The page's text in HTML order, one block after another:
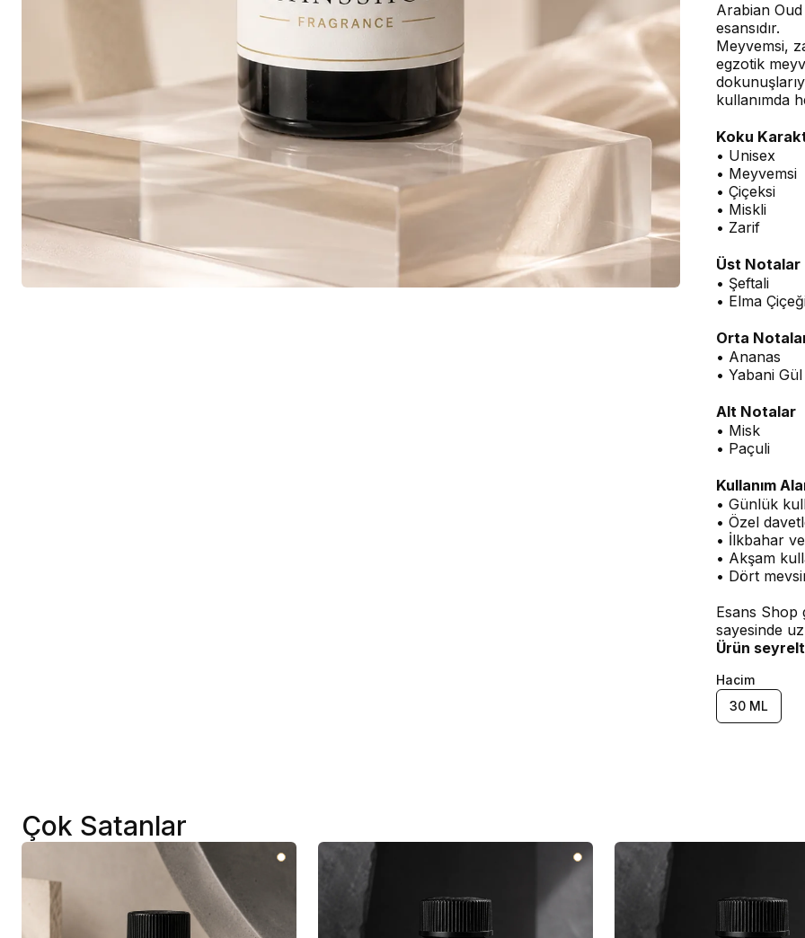
Arabian
esansıdır.
Meyvemsi,
egzotik
kullanımda
Koku
• Unisex
• Meyvemsi
• Çiçeksi
• Miskli
• Zarif
Üst Notalar
• Şeftali
• Elma
Orta
• Ananas
• Yabani Gül
Alt Notalar
• Misk
• Paçuli
Kullanım
• Günlük
• Özel
• İlkbahar
• Akşam
• Dört
Esans Shop
sayesinde
Ürün
Hacim
30 ML
Çok Satanlar